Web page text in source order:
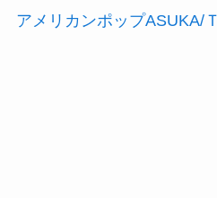
アメリカンポップASUKA/